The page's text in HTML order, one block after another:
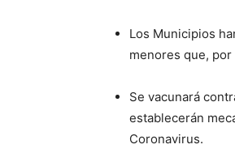
Los Municipios
menores que,
Se vacunará
establecerán
Coronavirus.